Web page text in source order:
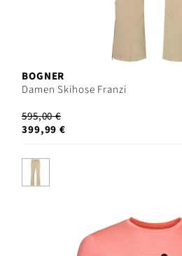
BOGNER
Damen Skihose Franzi
595,00 €
399,99 €